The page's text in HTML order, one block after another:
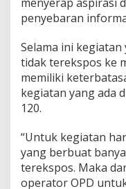
penyebaran
Selama ini
tidak terekspos ke
memiliki
kegiatan yang ada
120.
“Untuk kegiatan
yang berbuat
terekspos. Maka
operator OPD